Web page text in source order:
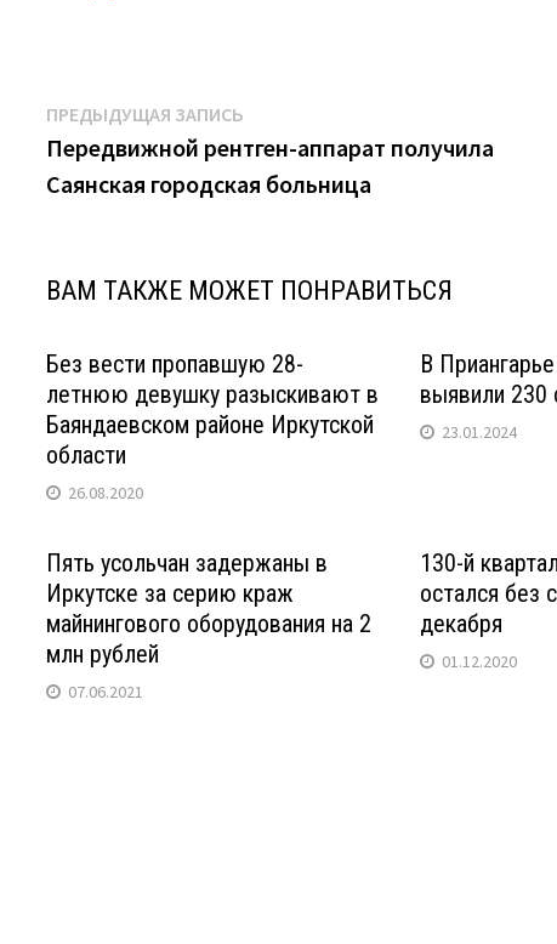
Навигация
по
записям
ПРЕДЫДУЩАЯ ЗАПИСЬ
запись:
Передвижной рентген-аппарат получила
Саянская городская больница
ВАМ ТАКЖЕ МОЖЕТ ПОНРАВИТЬСЯ
Без вести пропавшую 28-
летнюю девушку разыскивают в
Баяндаевском районе Иркутской
области
26.08.2020
В
выявили 230
23.01.2024
Пять усольчан задержаны в
Иркутске за серию краж
майнингового оборудования на 2
млн рублей
07.06.2021
130-й
остался без
декабря
01.12.2020